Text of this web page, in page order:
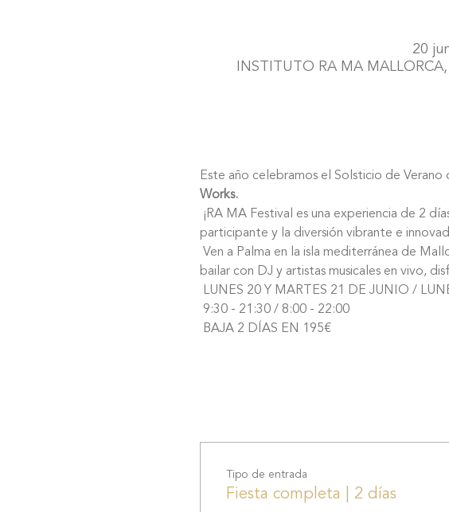
20
INSTITUTO RA MA
Este año celebramos el Solsticio de
Works.
participante y la diversión vibrante e
bailar con DJ y artistas musicales en vivo,
LUNES 20 Y MARTES 21 DE JUNIO /
9:30 - 21:30 / 8:00 - 22:00
BAJA 2 DÍAS EN 195€
Tipo de entrada
Fiesta completa | 2 días